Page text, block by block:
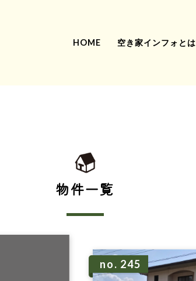
HOME 空き家インフォとは
物件一覧
no. 245